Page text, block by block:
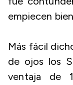
empiecen
Más fácil
de ojos los
ventaja de